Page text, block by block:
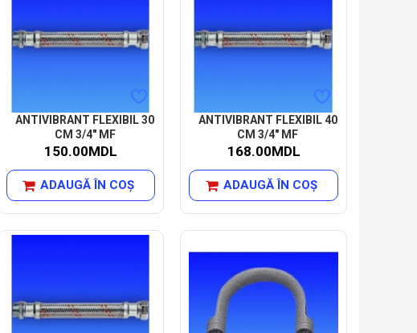
ANTIVIBRANT FLEXIBIL 30
CM 3/4" MF
150.00MDL
ADAUGĂ ÎN COŞ
ANTIVIBRANT FLEXIBIL 40
CM 3/4" MF
168.00MDL
ADAUGĂ ÎN COŞ